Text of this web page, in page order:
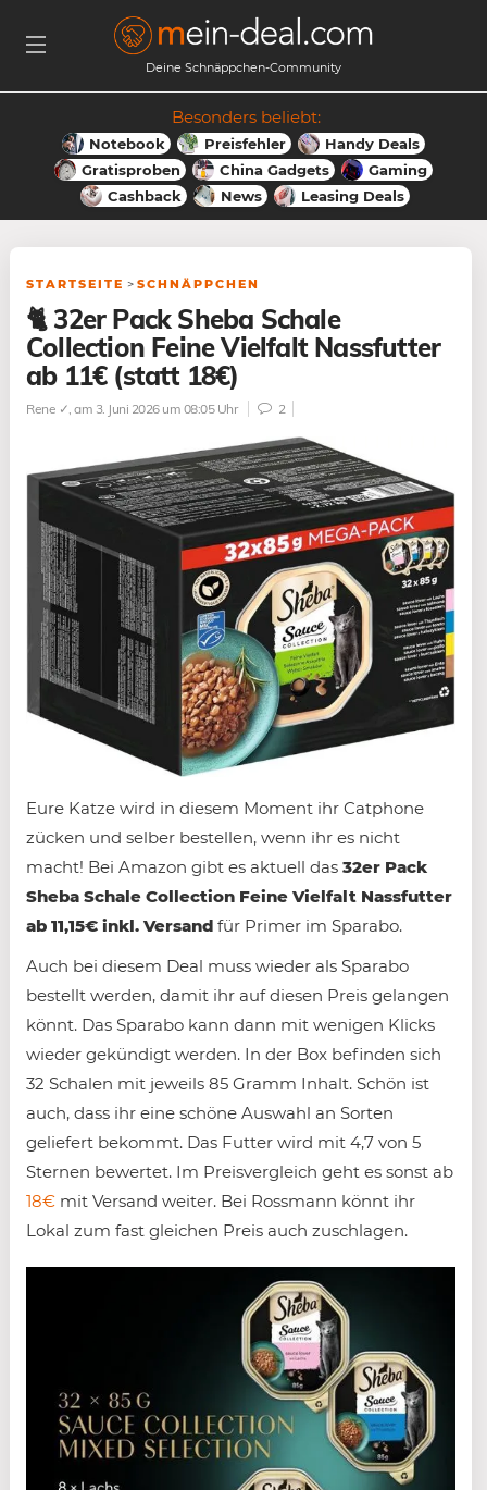
Deine Schnäppchen-Community
Besonders beliebt:
Notebook Preisfehler
Handy Deals
Gratisproben
China Gadgets
Gaming
Cashback
News Leasing Deals
STARTSEITE > SCHNÄPPCHEN
🐈 32er Pack Sheba Schale
Collection Feine Vielfalt Nassfutter
ab 11€ (statt 18€)
Rene ✓, am 3. Juni 2026 um 08:05 Uhr 2
Eure Katze wird in diesem Moment ihr Catphone
zücken und selber bestellen, wenn ihr es nicht
macht! Bei Amazon gibt es aktuell das 32er Pack
Sheba Schale Collection Feine Vielfalt Nassfutter
ab 11,15€ inkl. Versand für Primer im Sparabo.
Auch bei diesem Deal muss wieder als Sparabo
bestellt werden, damit ihr auf diesen Preis gelangen
könnt. Das Sparabo kann dann mit wenigen Klicks
wieder gekündigt werden. In der Box befinden sich
32 Schalen mit jeweils 85 Gramm Inhalt. Schön ist
auch, dass ihr eine schöne Auswahl an Sorten
geliefert bekommt. Das Futter wird mit 4,7 von 5
Sternen bewertet. Im Preisvergleich geht es sonst ab
18€ mit Versand weiter. Bei Rossmann könnt ihr
Lokal zum fast gleichen Preis auch zuschlagen.